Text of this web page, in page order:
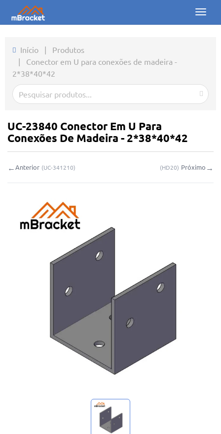
Toggle
Produtos
Sobre nós
Downloads
Consulta online
Minhas consultas
🌐 Language▼
Início | Produtos
| Conector em U para conexões de madeira -
2*38*40*42
UC-23840 Conector Em U Para
Conexões De Madeira - 2*38*40*42
←Anterior (UC-341210) (HD20) Próximo →